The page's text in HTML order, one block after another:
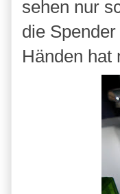
sehen nur
die
Händen hat